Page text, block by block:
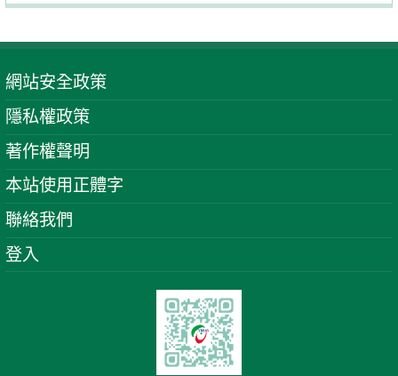
網站安全政策
隱私權政策
著作權聲明
本站使用正體字
聯絡我們
登入